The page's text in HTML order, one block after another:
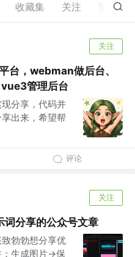
收藏集 关注 1
关注
台，webman做后台、
管理后台
分享，代码并
出来，希望帮
评论
关注
词分享的公众号文章
勃勃想分享优
：生成图片→保